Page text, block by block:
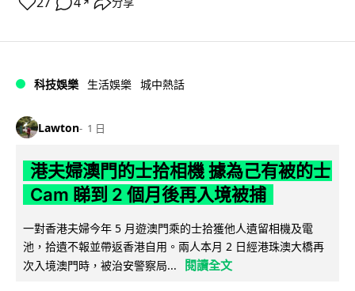
科技娛樂 生活娛樂 城中熱話
Lawton 1 日
港夫婦澳門的士拾相機 據為己有被的士
Cam 睇到 2 個月後再入境被捕
一對香港夫婦今年 5 月遊澳門乘的士拾獲他人遺留相機及電
池，拾遺不報並帶返香港自用。兩人本月 2 日經港珠澳大橋再
次入境澳門時，被治安警察局...
閱讀全文